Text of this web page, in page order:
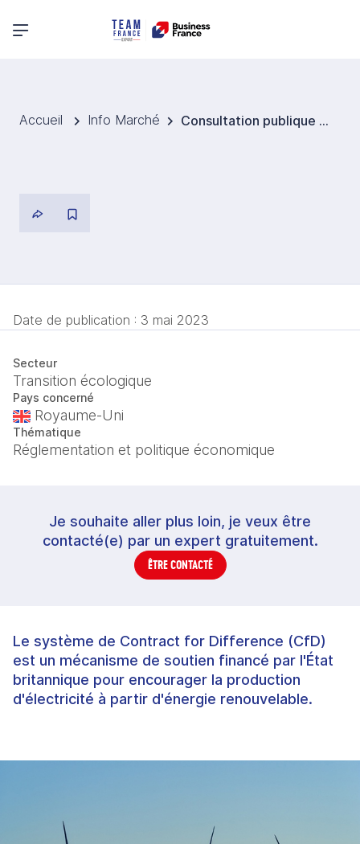
Menu principal
Accueil Info Marché Consultation publique pour inclure des critères non-tarifaires au système de Contract for Difference
Date de publication : 3 mai 2023
Secteur
Transition écologique
Pays concerné
Royaume-Uni
Thématique
Réglementation et politique économique
Je souhaite aller plus loin, je veux être
contacté(e) par un expert gratuitement.
ÊTRE CONTACTÉ
Le système de Contract for Difference (CfD)
est un mécanisme de soutien financé par l'État
britannique pour encourager la production
d'électricité à partir d'énergie renouvelable.